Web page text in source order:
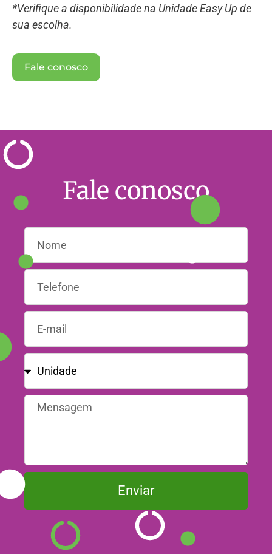
*Verifique a disponibilidade na Unidade Easy Up de
sua escolha.
Fale conosco
Fale conosco
Enviar